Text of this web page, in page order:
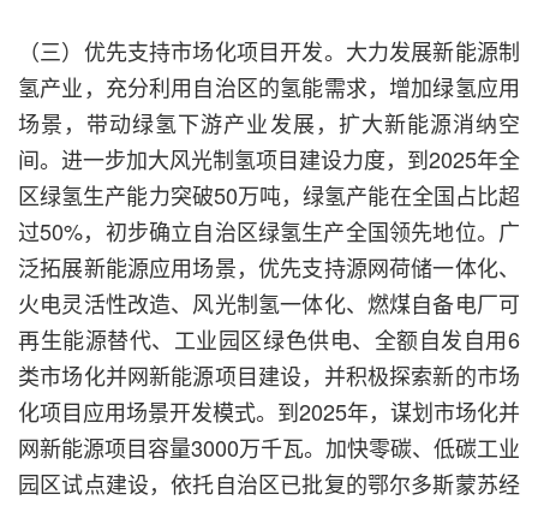
（三）优先支持市场化项目开发。大力发展新能源制
氢产业，充分利用自治区的氢能需求，增加绿氢应用
场景，带动绿氢下游产业发展，扩大新能源消纳空
间。进一步加大风光制氢项目建设力度，到2025年全
区绿氢生产能力突破50万吨，绿氢产能在全国占比超
过50%，初步确立自治区绿氢生产全国领先地位。广
泛拓展新能源应用场景，优先支持源网荷储一体化、
火电灵活性改造、风光制氢一体化、燃煤自备电厂可
再生能源替代、工业园区绿色供电、全额自发自用6
类市场化并网新能源项目建设，并积极探索新的市场
化项目应用场景开发模式。到2025年，谋划市场化并
网新能源项目容量3000万千瓦。加快零碳、低碳工业
园区试点建设，依托自治区已批复的鄂尔多斯蒙苏经